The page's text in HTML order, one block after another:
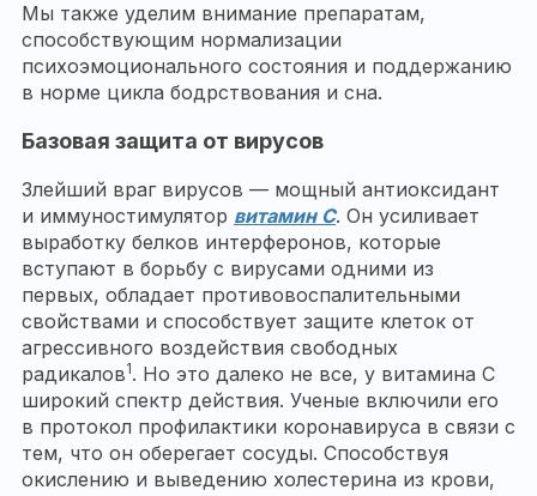
Мы также уделим внимание препаратам,
способствующим нормализации
психоэмоционального состояния и поддержанию
в норме цикла бодрствования и сна.
Базовая защита от вирусов
Злейший враг вирусов — мощный антиоксидант
и иммуностимулятор витамин С. Он усиливает
выработку белков интерферонов, которые
вступают в борьбу с вирусами одними из
первых, обладает противовоспалительными
свойствами и способствует защите клеток от
агрессивного воздействия свободных
радикалов1. Но это далеко не все, у витамина С
широкий спектр действия. Ученые включили его
в протокол профилактики коронавируса в связи с
тем, что он оберегает сосуды. Способствуя
окислению и выведению холестерина из крови,